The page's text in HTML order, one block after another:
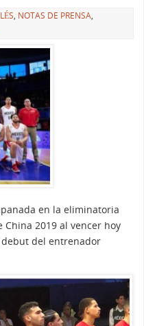
, NOTAS DE PRENSA,
en la eliminatoria
2019 al vencer hoy
debut del entrenador